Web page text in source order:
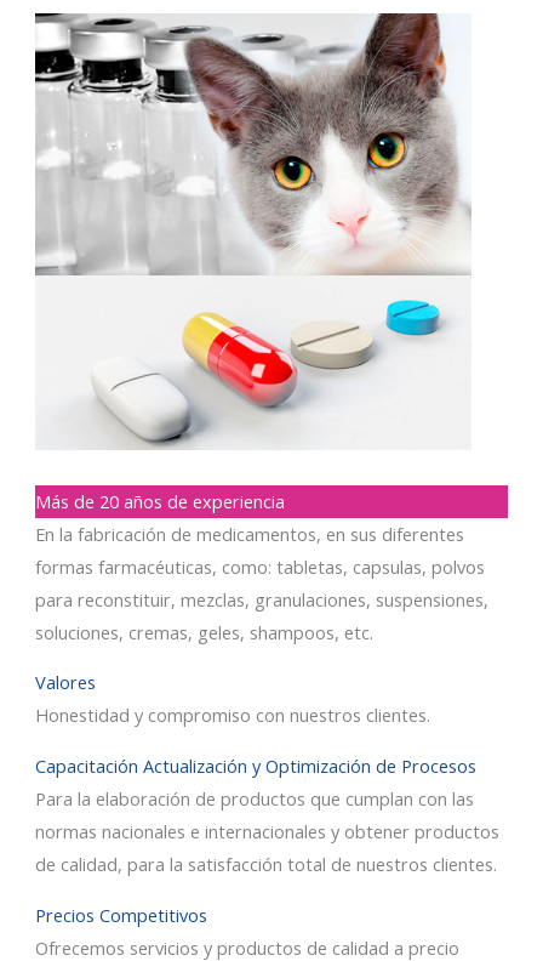
Más de 20 años de experiencia
En la fabricación de medicamentos, en sus diferentes
formas farmacéuticas, como: tabletas, capsulas, polvos
para reconstituir, mezclas, granulaciones, suspensiones,
soluciones, cremas, geles, shampoos, etc.
Valores
Honestidad y compromiso con nuestros clientes.
Capacitación Actualización y Optimización de Procesos
Para la elaboración de productos que cumplan con las
normas nacionales e internacionales y obtener productos
de calidad, para la satisfacción total de nuestros clientes.
Precios Competitivos
Ofrecemos servicios y productos de calidad a precio